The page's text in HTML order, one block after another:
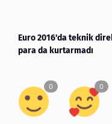
Euro 2016'da teknik
para da kurtarmadı